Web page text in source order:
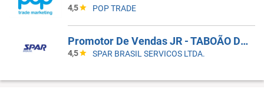
4,5 POP TRADE
Promotor De Vendas JR - TABOÃO DA SERRA - COBERTURA DE FERIAS
4,5 SPAR BRASIL SERVICOS LTDA.